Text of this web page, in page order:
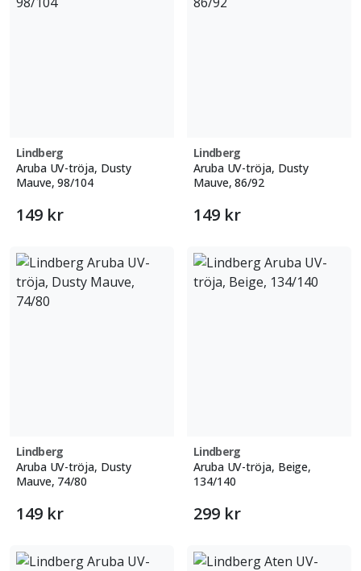
Lindberg
Aruba UV-tröja, Dusty
Mauve, 98/104
149 kr
Lindberg
Aruba UV-tröja, Dusty
Mauve, 86/92
149 kr
Lindberg
Aruba UV-tröja, Dusty
Mauve, 74/80
149 kr
Lindberg
Aruba UV-tröja, Beige,
134/140
299 kr